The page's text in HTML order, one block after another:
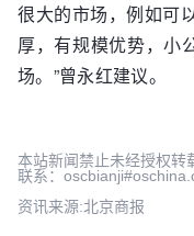
很大的市场，例如可
厚，有规模优势，小
场。”曾永红建议。
本站新闻禁止未经授权转
联系：
资讯来源:北京商报